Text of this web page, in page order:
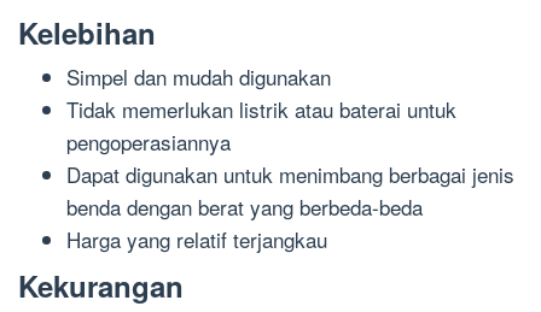
Kelebihan
Simpel dan mudah digunakan
Tidak memerlukan listrik atau baterai untuk
pengoperasiannya
Dapat digunakan untuk menimbang berbagai jenis
benda dengan berat yang berbeda-beda
Harga yang relatif terjangkau
Kekurangan